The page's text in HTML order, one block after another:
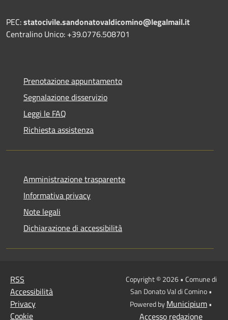
PEC:statocivile.sandonatovaldicomino@legalmail.it
Centralino Unico: +39.0776.508701
Prenotazione appuntamento
Segnalazione disservizio
Leggi le FAQ
Richiesta assistenza
Amministrazione trasparente
Informativa privacy
Note legali
Dichiarazione di accessibilità
RSS
Accessibilità
Privacy
Cookie
Copyright © 2026 • Comune di
San Donato Val di Comino •
Powered byMunicipium•
Accesso redazione